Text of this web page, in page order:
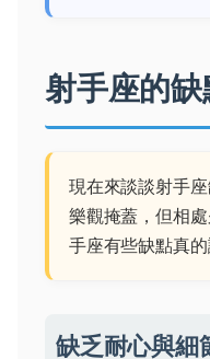
射手座的
現在來談談射手
樂觀掩蓋，但相
手座有些缺點真的
缺乏耐心與細